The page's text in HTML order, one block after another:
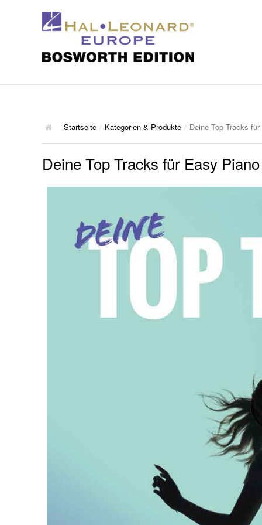
Startseite / Kategorien & Produkte / Deine Top Tracks
Deine Top Tracks für Easy